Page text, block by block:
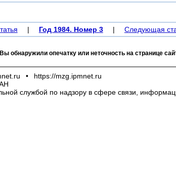
| Год 1984. Номер 3 | Следующая
обнаружили опечатку или неточность на странице
•
https://mzg.ipmnet.ru
службой по надзору в сфере связи,